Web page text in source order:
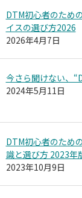
DTM初心者のため
イスの選び方2026
2026年4月7日
今さら聞けない、
2024年5月11日
DTM初心者のため
識と選び方 2023年
2023年10月9日